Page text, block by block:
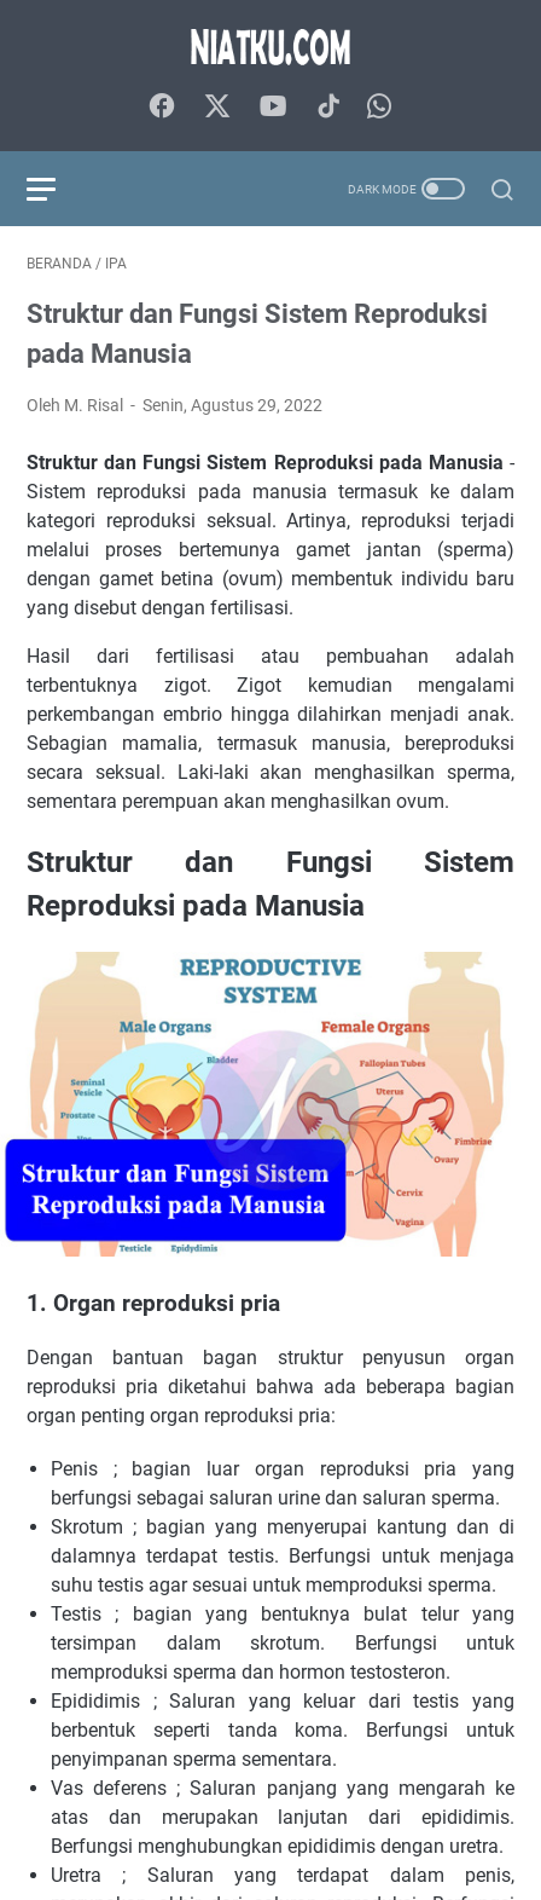
BERANDA / IPA
Struktur dan Fungsi Sistem Reproduksi
pada Manusia
Oleh M. Risal Senin, Agustus 29, 2022
Struktur dan Fungsi Sistem Reproduksi pada Manusia -
Sistem reproduksi pada manusia termasuk ke dalam
kategori reproduksi seksual. Artinya, reproduksi terjadi
melalui proses bertemunya gamet jantan (sperma)
dengan gamet betina (ovum) membentuk individu baru
yang disebut dengan fertilisasi.
Hasil dari fertilisasi atau pembuahan adalah
terbentuknya zigot. Zigot kemudian mengalami
perkembangan embrio hingga dilahirkan menjadi anak.
Sebagian mamalia, termasuk manusia, bereproduksi
secara seksual. Laki-laki akan menghasilkan sperma,
sementara perempuan akan menghasilkan ovum.
Struktur dan Fungsi Sistem
Reproduksi pada Manusia
1. Organ reproduksi pria
Dengan bantuan bagan struktur penyusun organ
reproduksi pria diketahui bahwa ada beberapa bagian
organ penting organ reproduksi pria:
Penis ; bagian luar organ reproduksi pria yang
berfungsi sebagai saluran urine dan saluran sperma.
Skrotum ; bagian yang menyerupai kantung dan di
dalamnya terdapat testis. Berfungsi untuk menjaga
suhu testis agar sesuai untuk memproduksi sperma.
Testis ; bagian yang bentuknya bulat telur yang
tersimpan dalam skrotum. Berfungsi untuk
memproduksi sperma dan hormon testosteron.
Epididimis ; Saluran yang keluar dari testis yang
berbentuk seperti tanda koma. Berfungsi untuk
penyimpanan sperma sementara.
Vas deferens ; Saluran panjang yang mengarah ke
atas dan merupakan lanjutan dari epididimis.
Berfungsi menghubungkan epididimis dengan uretra.
Uretra ; Saluran yang terdapat dalam penis,